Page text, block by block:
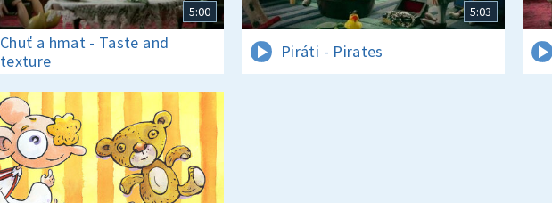
5:00
Chuť a hmat - Taste and
texture
5:03
Piráti - Pirates